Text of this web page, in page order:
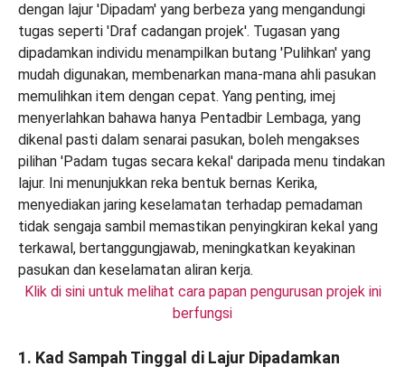
Klik di sini untuk melihat cara papan pengurusan projek ini
berfungsi
1. Kad Sampah Tinggal di Lajur Dipadamkan